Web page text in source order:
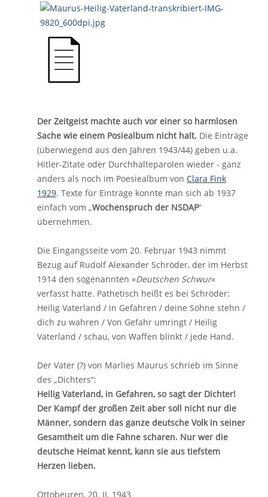
Der Zeitgeist machte auch vor einer so harmlosen
Sache wie einem Posiealbum nicht halt. Die Einträge
(überwiegend aus den Jahren 1943/44) geben u.a.
Hitler-Zitate oder Durchhalteparolen wieder - ganz
anders als noch im Poesiealbum von Clara Fink
1929. Texte für Einträge konnte man sich ab 1937
einfach vom „Wochenspruch der NSDAP“
übernehmen.
Die Eingangsseite vom 20. Februar 1943 nimmt
Bezug auf Rudolf Alexander Schröder, der im Herbst
1914 den sogenannten »Deutschen Schwur«
verfasst hatte. Pathetisch heißt es bei Schröder:
Heilig Vaterland / in Gefahren / deine Söhne stehn /
dich zu wahren / Von Gefahr umringt / Heilig
Vaterland / schau, von Waffen blinkt / jede Hand.
Der Vater (?) von Marlies Maurus schrieb im Sinne
des „Dichters“:
Heilig Vaterland, in Gefahren, so sagt der Dichter!
Der Kampf der großen Zeit aber soll nicht nur die
Männer, sondern das ganze deutsche Volk in seiner
Gesamtheit um die Fahne scharen. Nur wer die
deutsche Heimat kennt, kann sie aus tiefstem
Herzen lieben.
Ottobeuren, 20. II. 1943